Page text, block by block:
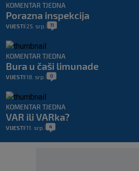
KOMENTAR TJEDNA
Porazna inspekcija
VIJESTI 25. srp. 11
KOMENTAR TJEDNA
Bura u čaši limunade
VIJESTI 18. srp. 0
KOMENTAR TJEDNA
VAR ili VARka?
VIJESTI 11. srp. 4